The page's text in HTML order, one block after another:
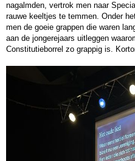
nagalmden, vertrok men naar
rauwe keeltjes te temmen. Onder
men de goeie grappen die waren
aan de jongerejaars uitleggen
Constitutieborrel zo grappig is.